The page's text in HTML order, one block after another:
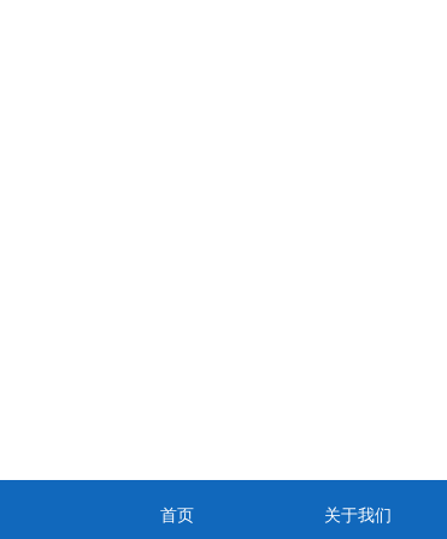
首页 关于我们